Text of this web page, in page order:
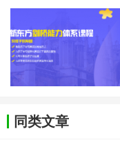
同类文章